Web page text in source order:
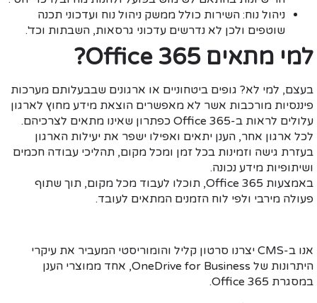
ניהול נוח: השירות כולל ממשק ניהול נוח ועדכוני תכנה
שוטפים ולכן לא נדרשים עדכוני גרסאות, השבתות וכד'.
למי מתאים Office 365
?
בעצם, למי לא? גופים ביטחוניים או ארגונים שבבעלותם מערכות
פיננסיות מורכבות אשר לא מאפשרים הוצאת מידע מחוץ לארגון
עלולים לראות ב-Office 365 כפתרון שאינו מתאים לצרכיהם.
לכל ארגון אחר, הענן יתאים ואפילו ישפר את יעילות הארגון
בעזרת גישה וזמינות בכל זמן ומכל מקום, תהליכי עבודה חכמים
ושיתופיות מידע נכונה.
באמצעות Office 365, תוכלו לעבוד מכל מקום, תוך שתוף
פעולה מירבי ולפי לוח הזמנים המתאים לעובד.
אנו ב-CMS יצרנו סרטון קליל והומוריסטי המעביר את עיקרי
היתרונות של OneDrive for Business, אחד ממוצרי הענן
במסגרת Office 365.